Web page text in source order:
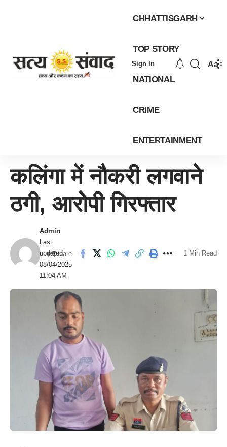
CHHATTISGARH
TOP STORY
NATIONAL
CRIME
ENTERTAINMENT
Sign In Aa
कलिंगा में नौकरी लगवाने
ठगी, आरोपी गिरफ्तार
Last
updated:
08/04/2025
11:04 AM
Admin
Share 1 Min Read